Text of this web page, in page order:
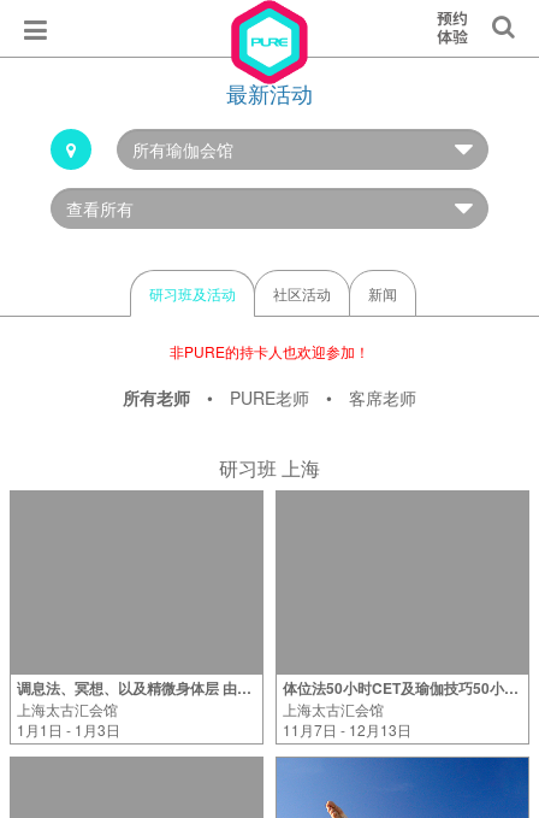
最新活动
研习班及活动 社区活动 新闻
非PURE的持卡人也欢迎参加！
所有老师 • PURE老师 • 客席老师
研习班 上海
调息法、冥想、以及精微身体层 由Nicole Zuo老师指导（2026年）
上海太古汇会馆
1月1日 - 1月3日
体位法50小时CET及瑜伽技巧50小时CET 由Scottie Chang老师指导（2026年）
上海太古汇会馆
11月7日 - 12月13日